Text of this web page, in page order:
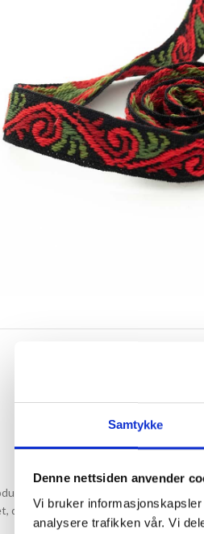
Samtykke
Denne nettsiden anvender
Vi bruker
analysere trafikken vår. Vi
av håndstrikkegarn i Nord-
dyr og mennesker, blir ivaretatt på